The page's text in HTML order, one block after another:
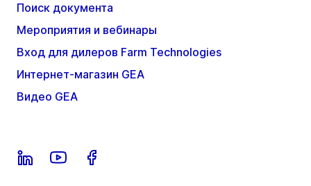
Поиск документа
Мероприятия и вебинары
Вход для дилеров Farm Technologies
Интернет-магазин GEA
Видео GEA